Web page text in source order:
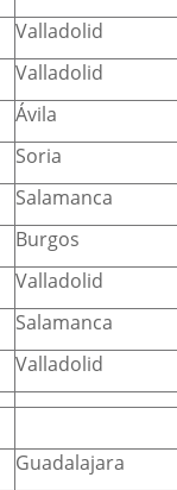
Valladolid
Valladolid
Ávila
Soria
Salamanca
Burgos
Valladolid
Salamanca
Valladolid
Guadalajara